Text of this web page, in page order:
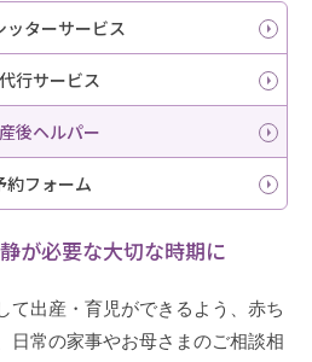
ッターサービス
行サービス
後ヘルパー
約フォーム
が必要な大切な時期に
て出産・育児ができるよう、赤ち
日常の家事やお母さまのご相談相